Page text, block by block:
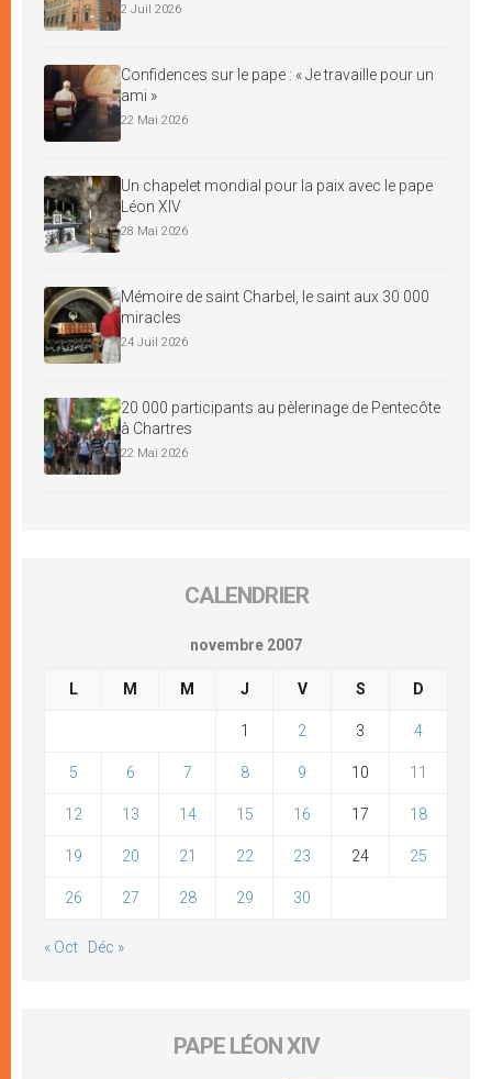
2 Juil 2026
Confidences sur le pape : « Je travaille pour un
ami »
22 Mai 2026
Un chapelet mondial pour la paix avec le pape
Léon XIV
28 Mai 2026
Mémoire de saint Charbel, le saint aux 30 000
miracles
24 Juil 2026
20 000 participants au pèlerinage de Pentecôte
à Chartres
22 Mai 2026
CALENDRIER
novembre 2007
L M M J V S D
1 2 3 4
5 6 7 8 9 10 11
12 13 14 15 16 17 18
19 20 21 22 23 24 25
26 27 28 29 30
« Oct Déc »
PAPE LÉON XIV